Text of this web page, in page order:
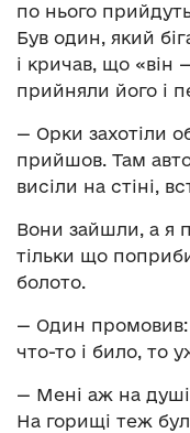
по нього
Був один, який
і кричав, що «він
прийняли його і
— Орки захотіли
прийшов. Там
висіли на стіні,
Вони зайшли, а я
тільки що
болото.
— Один промовив:
что-то і било, то
— Мені аж на душі
На горищі теж